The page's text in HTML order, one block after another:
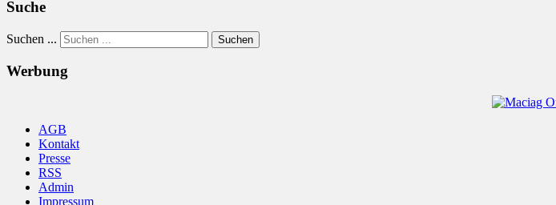
Suche
Suchen ... Suchen
Werbung
AGB
Kontakt
Presse
RSS
Admin
Impressum